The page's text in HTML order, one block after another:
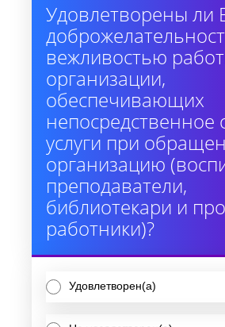
Удовлетворены ли
вежливостью
организации,
обеспечивающих
непосредственное
услуги при
организацию
преподаватели,
библиотекари и
работники)?
Удовлетворен(а)